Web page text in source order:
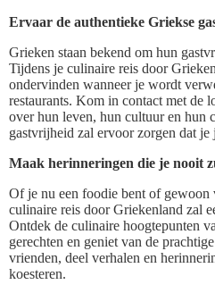
Ervaar de authentieke Griekse
Grieken staan bekend om hun
Tijdens je culinaire reis door
ondervinden wanneer je wordt
restaurants. Kom in contact met de
over hun leven, hun cultuur en hun
gastvrijheid zal ervoor zorgen dat je
Maak herinneringen die je nooit
Of je nu een foodie bent of gewoon
culinaire reis door Griekenland zal
Ontdek de culinaire hoogtepunten
gerechten en geniet van de
vrienden, deel verhalen en
koesteren.